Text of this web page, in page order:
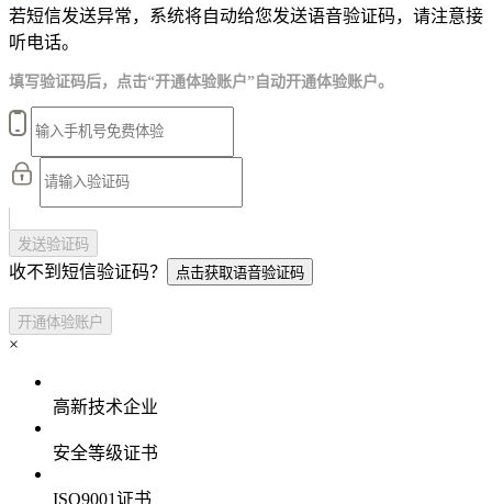
若短信发送异常，系统将自动给您发送语音验证码，请注意接
听电话。
填写验证码后，点击“开通体验账户”自动开通体验账户。
发送验证码
收不到短信验证码？ 点击获取语音验证码
开通体验账户
×
高新技术企业
安全等级证书
ISO9001证书